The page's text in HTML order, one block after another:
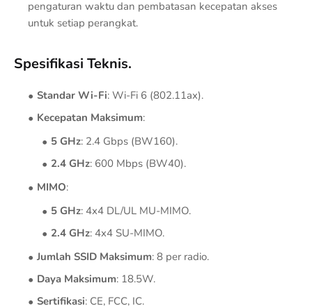
pengaturan waktu dan pembatasan kecepatan akses
untuk setiap perangkat.
Spesifikasi Teknis.
Standar Wi-Fi: Wi-Fi 6 (802.11ax).
Kecepatan Maksimum:
5 GHz: 2.4 Gbps (BW160).
2.4 GHz: 600 Mbps (BW40).
MIMO:
5 GHz: 4x4 DL/UL MU-MIMO.
2.4 GHz: 4x4 SU-MIMO.
Jumlah SSID Maksimum: 8 per radio.
Daya Maksimum: 18.5W.
Sertifikasi: CE, FCC, IC.